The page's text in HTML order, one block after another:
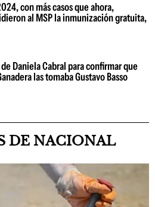
con más casos que ahora,
al MSP la inmunización gratuita,
Daniela Cabral para confirmar que
las tomaba Gustavo Basso
DE NACIONAL